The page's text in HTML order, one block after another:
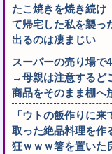
たこ焼きを焼き続
て帰宅した私を襲っ
出るのは凄まじい
スーパーの売り場で
→母親は注意するど
商品をそのまま棚へ
「ウトの飯作りに
取った絶品料理を作
狂ｗｗｗ箸を置いた